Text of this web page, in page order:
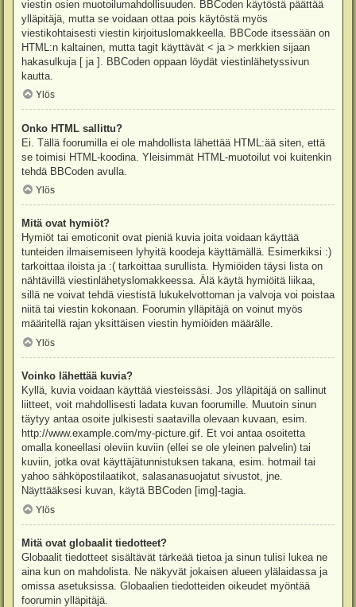
viestin osien muotoilumahdollisuuden. BBCoden käytöstä päättää
ylläpitäjä, mutta se voidaan ottaa pois käytöstä myös
viestikohtaisesti viestin kirjoituslomakkeella. BBCode itsessään on
HTML:n kaltainen, mutta tagit käyttävät < ja > merkkien sijaan
hakasulkuja [ ja ]. BBCoden oppaan löydät viestinlähetyssivun
kautta.
Ylös
Onko HTML sallittu?
Ei. Tällä foorumilla ei ole mahdollista lähettää HTML:ää siten, että
se toimisi HTML-koodina. Yleisimmät HTML-muotoilut voi kuitenkin
tehdä BBCoden avulla.
Ylös
Mitä ovat hymiöt?
Hymiöt tai emoticonit ovat pieniä kuvia joita voidaan käyttää
tunteiden ilmaisemiseen lyhyitä koodeja käyttämällä. Esimerkiksi :)
tarkoittaa iloista ja :( tarkoittaa surullista. Hymiöiden täysi lista on
nähtävillä viestinlähetyslomakkeessa. Älä käytä hymiöitä liikaa,
sillä ne voivat tehdä viestistä lukukelvottoman ja valvoja voi poistaa
niitä tai viestin kokonaan. Foorumin ylläpitäjä on voinut myös
määritellä rajan yksittäisen viestin hymiöiden määrälle.
Ylös
Voinko lähettää kuvia?
Kyllä, kuvia voidaan käyttää viesteissäsi. Jos ylläpitäjä on sallinut
liitteet, voit mahdollisesti ladata kuvan foorumille. Muutoin sinun
täytyy antaa osoite julkisesti saatavilla olevaan kuvaan, esim.
http://www.example.com/my-picture.gif. Et voi antaa osoitetta
omalla koneellasi oleviin kuviin (ellei se ole yleinen palvelin) tai
kuviin, jotka ovat käyttäjätunnistuksen takana, esim. hotmail tai
yahoo sähköpostilaatikot, salasanasuojatut sivustot, jne.
Näyttääksesi kuvan, käytä BBCoden [img]-tagia.
Ylös
Mitä ovat globaalit tiedotteet?
Globaalit tiedotteet sisältävät tärkeää tietoa ja sinun tulisi lukea ne
aina kun on mahdolista. Ne näkyvät jokaisen alueen ylälaidassa ja
omissa asetuksissa. Globaalien tiedotteiden oikeudet myöntää
foorumin ylläpitäjä.